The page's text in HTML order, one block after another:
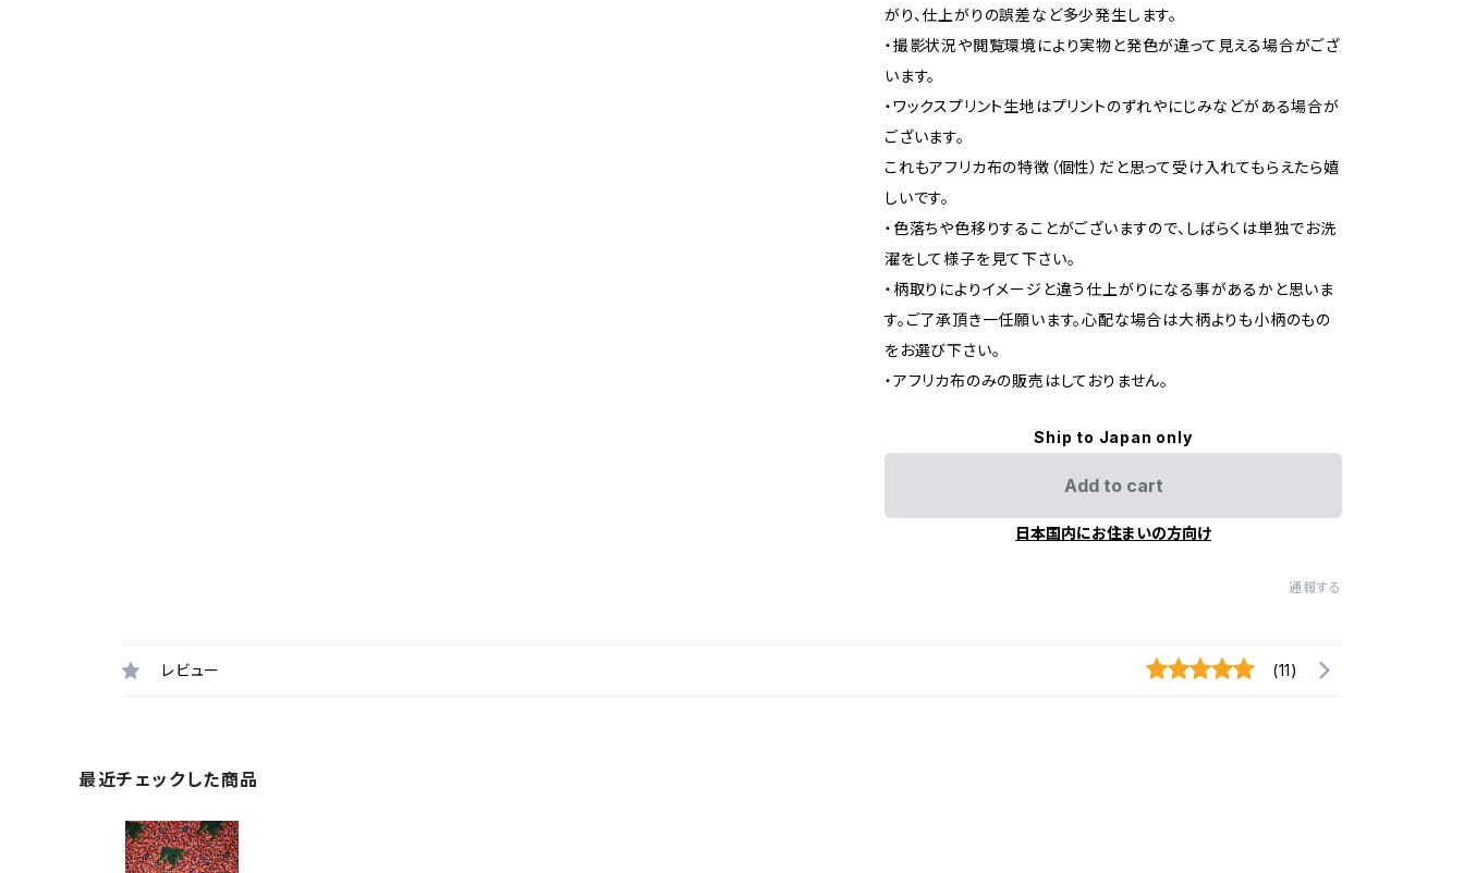
がり、仕上がりの誤差など多少発生します。
・撮影状況や閲覧環境により実物と発色が違って見える場合がござ
います。
・ワックスプリント生地はプリントのずれやにじみなどがある場合が
ございます。
これもアフリカ布の特徴（個性）だと思って受け入れてもらえたら嬉
しいです。
・色落ちや色移りすることがございますので、しばらくは単独でお洗
濯をして様子を見て下さい。
・柄取りによりイメージと違う仕上がりになる事があるかと思いま
す。ご了承頂き一任願います。心配な場合は大柄よりも小柄のもの
をお選び下さい。
・アフリカ布のみの販売はしておりません。
Ship to Japan only
Add to cart
日本国内にお住まいの方向け
通報する
レビュー (11)
最近チェックした商品